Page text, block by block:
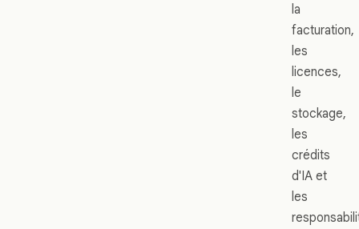
la
facturation,
les
licences,
le
stockage,
les
crédits
d'IA et
les